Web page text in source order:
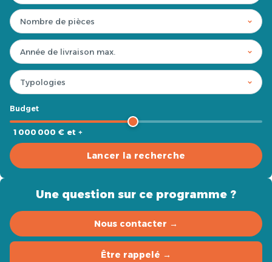
Budget
1 000 000 € et +
Lancer la recherche
Une question sur ce programme ?
Nous contacter →
Être rappelé →